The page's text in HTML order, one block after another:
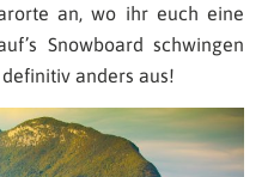
an, wo ihr euch eine
Snowboard schwingen
anders aus!